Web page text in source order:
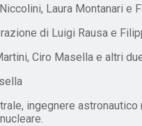
Laura Montanari e
di Luigi Rausa e
Ciro Masella e altri
ingegnere astronautico